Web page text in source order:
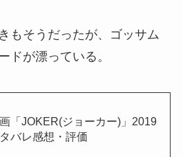
もそうだったが、ゴッサム
ドが漂っている。
「JOKER(ジョーカー)」2019
バレ感想・評価